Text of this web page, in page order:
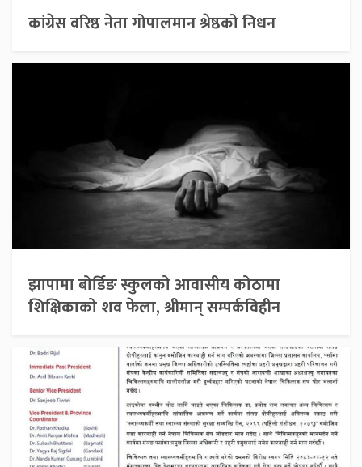
कांग्रेस वरिष्ठ नेता गोपालमान श्रेष्ठको निधन
झापामा बोर्डिङ स्कुलको आवासीय कोठामा
शिक्षिकाको शव फेला, श्रीमान् सम्पर्कविहीन